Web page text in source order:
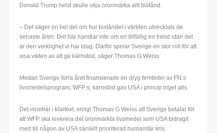
Donald Trump helst skulle vilja öronmärka allt bistånd.
– Det säger en hel del om hur biståndet i världen utvecklats de
senaste åren. Det här handlar inte om en tillfällig en trend utan det
är den verklighet vi har idag. Därför spelar Sverige en stor roll för att
visa vikten av att ge kärnstöd, säger Thomas G Weiss.
Medan Sverige förra året finansierade en dryg femtedel av FN:s
livsmedelsprogram, WFP:s, kärnstöd gav USA i princip inget alls.
Det innebär i klartext, enligt Thomas G Weiss att Sverige betalar för
att WFP ska leverera det öronmärkta livsmedel som USA bidragit
med till någon av USA särskilt prioriterad humanitär kris.